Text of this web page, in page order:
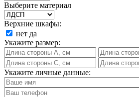
Выберите материал
Верхние шкафы:
нет да
Укажите размер:
Укажите личные данные: